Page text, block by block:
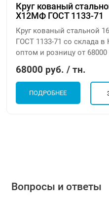
Круг кованый
Х12МФ ГОСТ 1133-71
Круг кованый стальной
ГОСТ 1133-71 со склада в
оптом и розницу от 68000
68000 руб. / тн.
ПОДРОБНЕЕ
Вопросы и ответы